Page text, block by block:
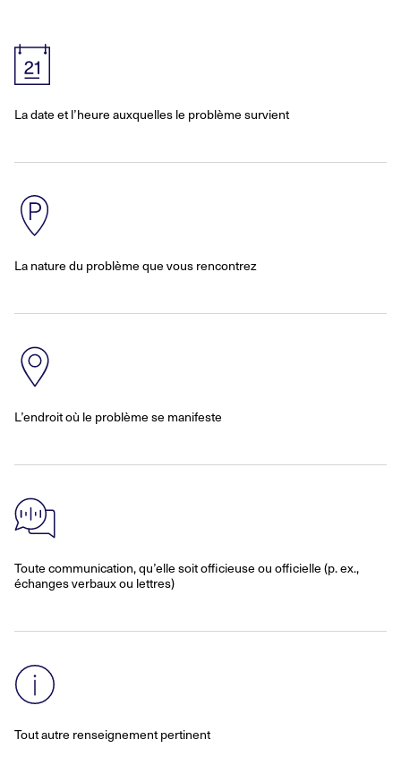
La date et l’heure auxquelles le problème survient
La nature du problème que vous rencontrez
L’endroit où le problème se manifeste
Toute communication, qu’elle soit officieuse ou officielle (p. ex.,
échanges verbaux ou lettres)
Tout autre renseignement pertinent